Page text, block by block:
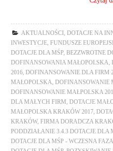
AKTUALNOŚCI ,DOTACJE NA
INWESTYCJE ,FUNDUSZE
DOTACJE DLA MŚP ,BEZZWROTNE
DOFINANSOWANIA MAŁOPOLSKA ,
2016 ,DOFINANSOWANIE DLA FIRM
MAŁOPOLSKA ,DOFINANSOWANIE
DOFINANSOWANIE MAŁPOLSKA
DLA MAŁYCH FIRM ,DOTACJE
MAŁOPOLSKA KRAKÓW 2017 ,
KRAKÓW,FIRMA DORADCZA
PODDZIAŁANIE 3.4.3 DOTACJE DLA
DOTACJE DLA MŚP - WCZESNA